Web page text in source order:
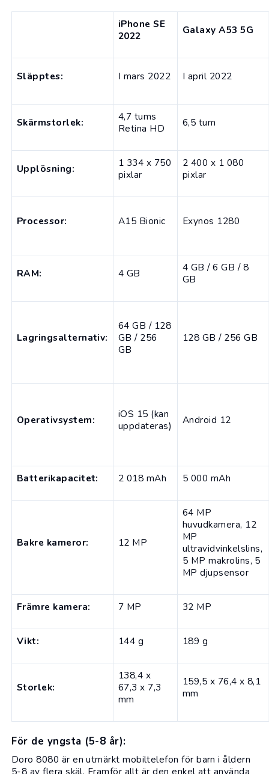
iPhone SE
2022
Galaxy A53 5G
Släpptes: I mars 2022 I april 2022
Skärmstorlek:
4,7 tums
Retina HD
6,5 tum
Upplösning:
1 334 x 750
pixlar
2 400 x 1 080
pixlar
Processor: A15 Bionic Exynos 1280
RAM: 4 GB
4 GB / 6 GB / 8
GB
Lagringsalternativ:
64 GB / 128
GB / 256
GB
128 GB / 256 GB
Operativsystem:
iOS 15 (kan
uppdateras)
Android 12
Batterikapacitet: 2 018 mAh 5 000 mAh
Bakre kameror: 12 MP
64 MP
huvudkamera, 12
MP
ultravidvinkelslins,
5 MP makrolins, 5
MP djupsensor
Främre kamera: 7 MP 32 MP
Vikt: 144 g 189 g
Storlek:
138,4 x
67,3 x 7,3
mm
159,5 x 76,4 x 8,1
mm
För de yngsta (5-8 år):
Doro 8080 är en utmärkt mobiltelefon för barn i åldern
5-8 av flera skäl. Framför allt är den enkel att använda